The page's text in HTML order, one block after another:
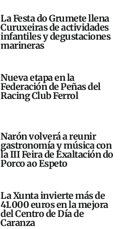
La Festa do Grumete llena
Curuxeiras de actividades
infantiles y degustaciones
marineras
Nueva etapa en la
Federación de Peñas del
Racing Club Ferrol
Narón volverá a reunir
gastronomía y música con
la III Feira de Exaltación do
Porco ao Espeto
La Xunta invierte más de
41.000 euros en la mejora
del Centro de Día de
Caranza